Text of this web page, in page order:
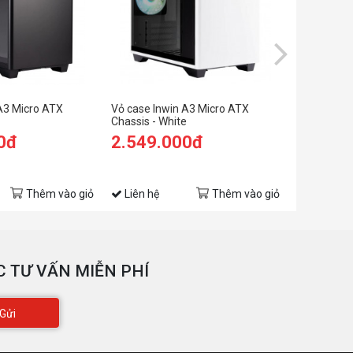
Micro ATX
Thêm vào giỏ
Vỏ case Inwin A3 Micro ATX
Chassis - White
2.549.000đ
Liên hệ Thêm vào giỏ
TƯ VẤN MIỄN PHÍ
Gửi